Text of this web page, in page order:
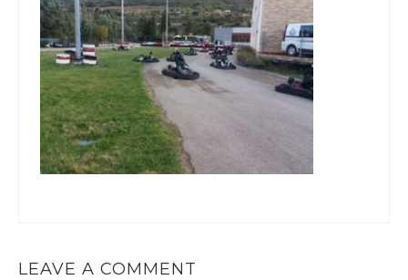
LEAVE A COMMENT